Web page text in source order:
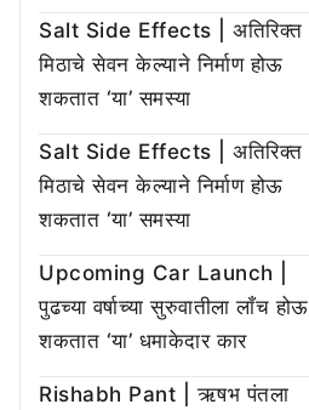
Salt Side Effects | अतिरिक्त
मिठाचे सेवन केल्याने निर्माण होऊ
शकतात ‘या’ समस्या
Salt Side Effects | अतिरिक्त
मिठाचे सेवन केल्याने निर्माण होऊ
शकतात ‘या’ समस्या
Upcoming Car Launch |
पुढच्या वर्षाच्या सुरुवातीला लाँच होऊ
शकतात ‘या’ धमाकेदार कार
Rishabh Pant | ऋषभ पंतला